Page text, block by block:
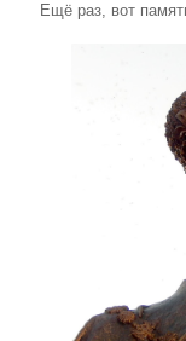
Ещё раз, вот